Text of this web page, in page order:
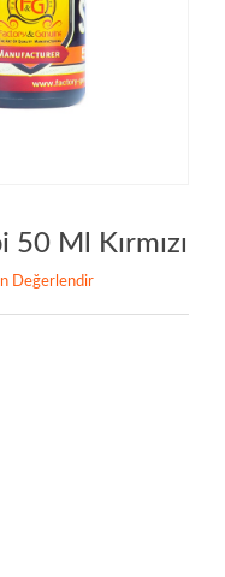
Ml Kırmızı
Değerlendir